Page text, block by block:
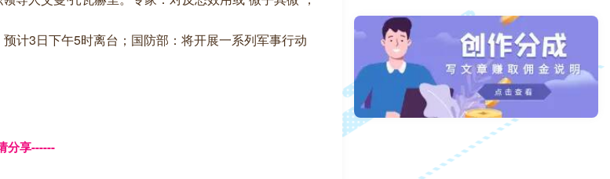
计3日下午5时离台；国防部：将开展一系列军事行动
分享------